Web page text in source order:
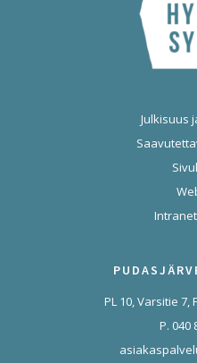
Julkisuus
PL 10, Varsitie 7,
P. 040